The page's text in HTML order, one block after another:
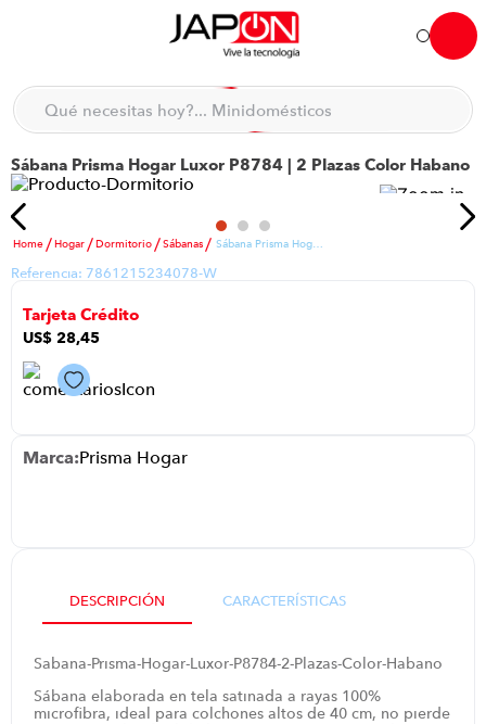
Hola... qué necesitas hoy?
Qué necesitas hoy?... Accesorios de cocina
Sábana Prisma Hogar Luxor P8784 | 2 Plazas Color Habano
Hogar Dormitorio Sábanas Sábana Prisma Hogar Luxor P8784 | 2 Plazas Color Habano
Referencia: 7861215234078-W
Tarjeta Crédito
US$ 28,45
Prisma Hogar
DESCRIPCIÓN CARACTERÍSTICAS
Sabana-Prisma-Hogar-Luxor-P8784-2-Plazas-Color-Habano
Sábana elaborada en tela satinada a rayas 100%
microfibra, ideal para colchones altos de 40 cm, no pierde
TÉRMINOS MÁS BUSCADOS
2. refrigeradora
3. lavadora
4. england sound parlantes
6. laptop
8. congelador